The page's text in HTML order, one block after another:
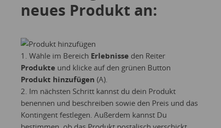
neues Produkt an:
1. Wähle im Bereich Erlebnisseden Reiter
Produkteund klicke auf den grünen Button
Produkt hinzufügen (A).
2. Im nächsten Schritt kannst du dein Produkt
benennen und beschreiben sowie den Preis und das
Kontingent festlegen. Außerdem kannst Du